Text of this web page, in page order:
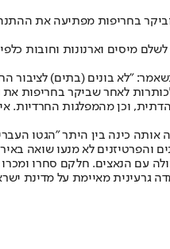
בחריפות מפתיעה את
מיסים וארנונות וחובות
"לא בונים (בתים)
לאחר שביקר בחריפות
הדתית, וכן מהמפלגות
אותה כינה בין היתר "הגטו
לא מנעו שואה
עם הנאצים. חלקם סחרו
גרעינית מאיימת על מדינת